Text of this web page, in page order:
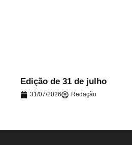
Edição de 31 de julho
31/07/2026 Redação